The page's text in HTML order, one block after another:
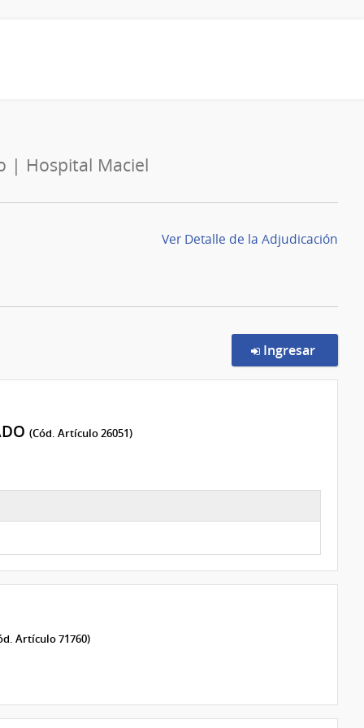
| Hospital Maciel
Ver Detalle de la Adjudicación
Ingresar
(Cód. Artículo 26051)
Artículo 71760)